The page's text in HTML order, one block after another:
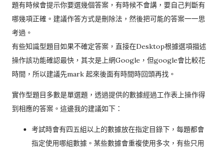
題有時候會提示你要選幾個答案，有時候不會講，要自己判斷有
哪幾項正確。建議作答方式是刪除法，然後把可能的答案一一思
考過。
有些知識型題目如果不確定答案，直接在Desktop根據選項描述
操作該功能確認最快，其次是上網Google，但google會比較花
時間，所以建議先mark 起來後面有時間時回頭再找。
實作型題目多數是單選題，透過提供的數據經過工作表上操作得
到相應的答案。這邊我的建議如下：
考試時會有四五組以上的數據放在指定目錄下，每題都會
指定使用哪組數據。某些數據會重複使用多次，有些只用